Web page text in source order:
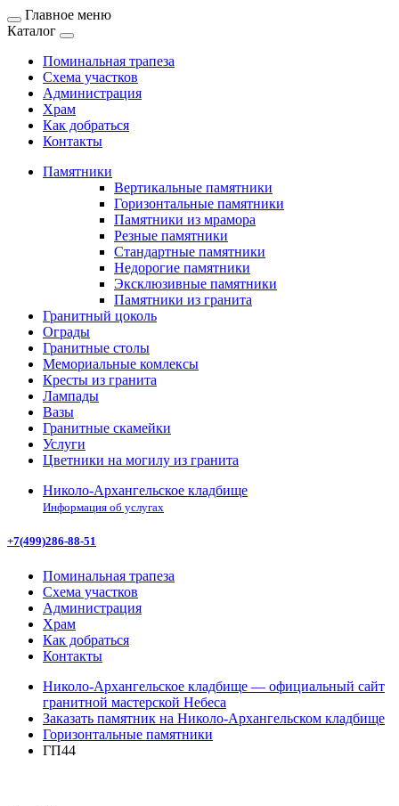
Главное меню
Каталог
Поминальная трапеза
Схема участков
Администрация
Храм
Как добраться
Контакты
Памятники
Вертикальные памятники
Горизонтальные памятники
Памятники из мрамора
Резные памятники
Стандартные памятники
Недорогие памятники
Эксклюзивные памятники
Памятники из гранита
Гранитный цоколь
Ограды
Гранитные столы
Мемориальные комлексы
Кресты из гранита
Лампады
Вазы
Гранитные скамейки
Услуги
Цветники на могилу из гранита
Николо-Архангельское кладбище
Информация об услугах
+7(499)286-88-51
Поминальная трапеза
Схема участков
Администрация
Храм
Как добраться
Контакты
Николо-Архангельское кладбище — официальный сайт
гранитной мастерской Небеса
Заказать памятник на Николо-Архангельском кладбище
Горизонтальные памятники
ГП44